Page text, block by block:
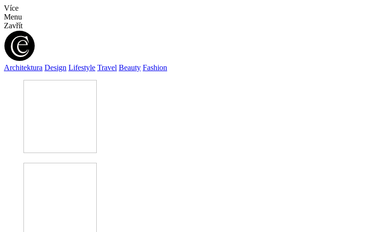
Více
Menu
Zavřít
Architektura Design Lifestyle Travel Beauty Fashion